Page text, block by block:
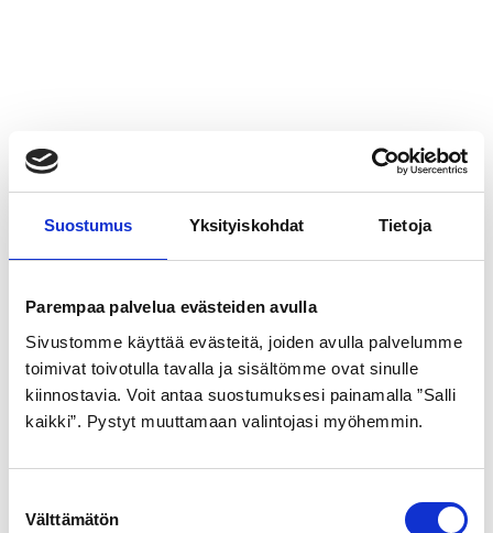
Suostumus Yksityiskohdat Tietoja
Parempaa palvelua evästeiden avulla
Sivustomme käyttää evästeitä, joiden avulla palvelumme
toimivat toivotulla tavalla ja sisältömme ovat sinulle
kiinnostavia. Voit antaa suostumuksesi painamalla ”Salli
kaikki”. Pystyt muuttamaan valintojasi myöhemmin.
Välttämätön